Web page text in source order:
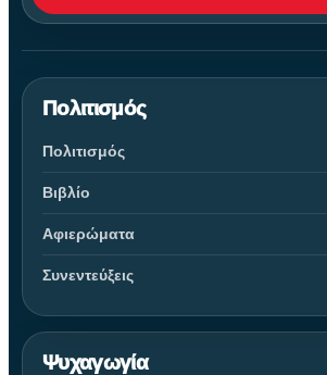
Πολιτισμός
Πολιτισμός
Βιβλίο
Αφιερώματα
Συνεντεύξεις
Ψυχαγωγία